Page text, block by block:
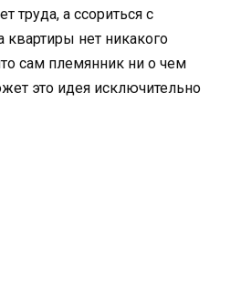
труда, а ссориться с
квартиры нет никакого
сам племянник ни о чем
это идея исключительно